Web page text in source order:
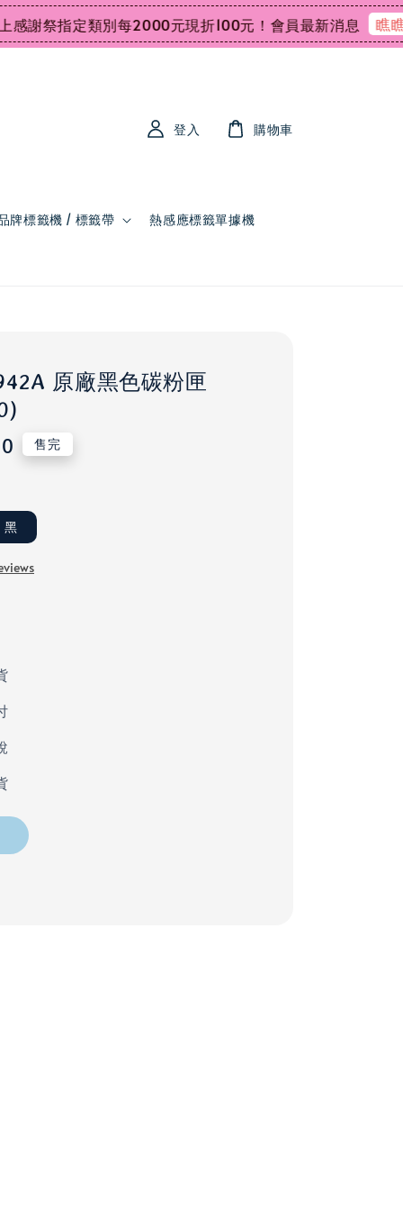
祭指定類別每2000元現折100元！會員最新消息 瞧瞧
牌標籤機 / 標籤帶 熱感應標籤單據機
登入 購物車
原廠黑色碳粉匣
售完